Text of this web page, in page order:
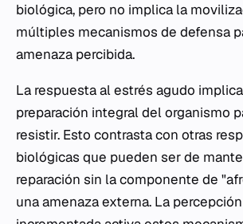
biológica, pero no implica la
múltiples mecanismos de defensa
amenaza percibida.
La respuesta al estrés agudo
preparación integral del organismo
resistir. Esto contrasta con otras
biológicas que pueden ser de
reparación sin la componente de
una amenaza externa. La